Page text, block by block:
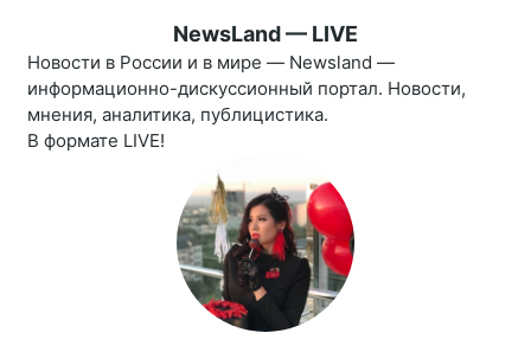
NewsLand — LIVE
Новости в России и в мире — Newsland —
информационно-дискуссионный портал. Новости,
мнения, аналитика, публицистика.
В формате LIVE!